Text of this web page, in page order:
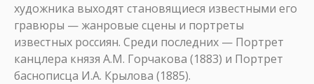
художника выходят становящиеся известными его
гравюры — жанровые сцены и портреты
известных россиян. Среди последних — Портрет
канцлера князя А.М. Горчакова (1883) и Портрет
баснописца И.А. Крылова (1885).